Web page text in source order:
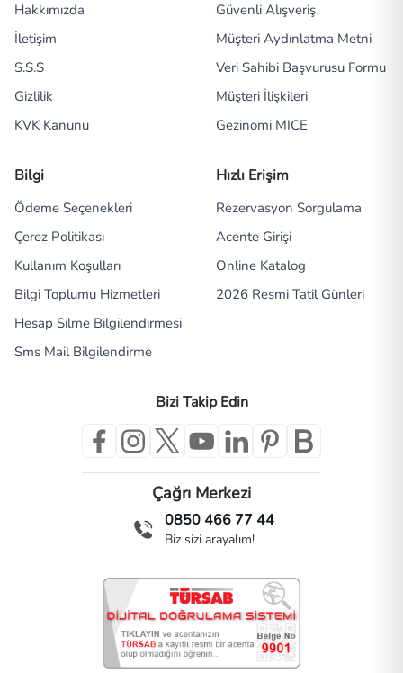
Hakkımızda
İletişim
S.S.S
Gizlilik
KVK Kanunu
Güvenli Alışveriş
Müşteri Aydınlatma Metni
Veri Sahibi Başvurusu Formu
Müşteri İlişkileri
Gezinomi MICE
Bilgi
Ödeme Seçenekleri
Çerez Politikası
Kullanım Koşulları
Bilgi Toplumu Hizmetleri
Hesap Silme Bilgilendirmesi
Sms Mail Bilgilendirme
Hızlı Erişim
Rezervasyon Sorgulama
Acente Girişi
Online Katalog
2026 Resmi Tatil Günleri
Bizi Takip Edin
Çağrı Merkezi
0850 466 77 44
Biz sizi arayalım!